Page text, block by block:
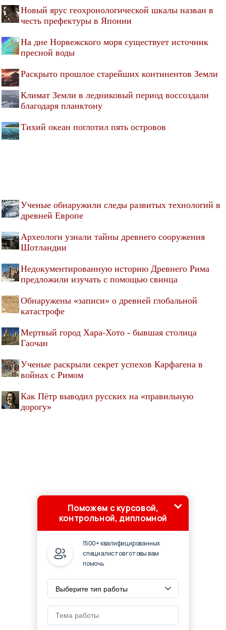
Новый ярус геохронологической шкалы назван в
честь префектуры в Японии
На дне Норвежского моря существует источник
пресной воды
Раскрыто прошлое старейших континентов Земли
Климат Земли в ледниковый период воссоздали
благодаря планктону
Тихий океан поглотил пять островов
Ученые обнаружили следы развитых технологий в
древней Европе
Археологи узнали тайны древнего сооружения
Шотландии
Недокументированную историю Древнего Рима
предложили изучать с помощью свинца
Обнаружены «записи» о древней глобальной
катастрофе
Мертвый город Хара-Хото - бывшая столица
Гаочан
Ученые раскрыли секрет успехов Карфагена в
войнах с Римом
Как Пётр выводил русских на «правильную
дорогу»
Поможем с курсовой,
контрольной, дипломной
1500+ квалифицированных
специалистов готовы вам
помочь